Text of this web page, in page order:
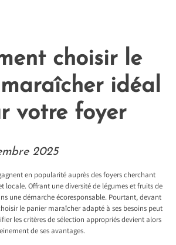
choisir le
idéal
votre foyer
2025
en popularité auprès des foyers cherchant
locale. Offrant une diversité de légumes et fruits de
une démarche écoresponsable. Pourtant, devant
le panier maraîcher adapté à ses besoins peut
les critères de sélection appropriés devient alors
de ses avantages.